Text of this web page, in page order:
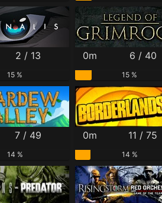
2 / 13
15 %
0m 6 / 40
15 %
7 / 49
14 %
0m 11 / 75
14 %